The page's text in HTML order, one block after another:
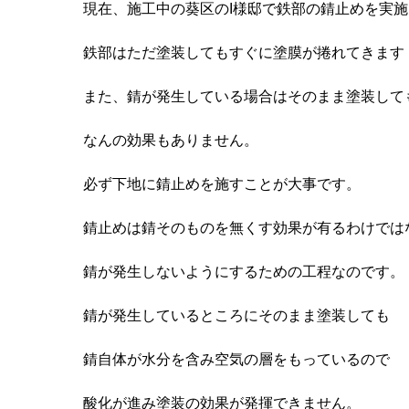
現在、施工中の葵区のI様邸で鉄部の錆止めを実
鉄部はただ塗装してもすぐに塗膜が捲れてきます
また、錆が発生している場合はそのまま塗装して
なんの効果もありません。
必ず下地に錆止めを施すことが大事です。
錆止めは錆そのものを無くす効果が有るわけでは
錆が発生しないようにするための工程なのです。
錆が発生しているところにそのまま塗装しても
錆自体が水分を含み空気の層をもっているので
酸化が進み塗装の効果が発揮できません。